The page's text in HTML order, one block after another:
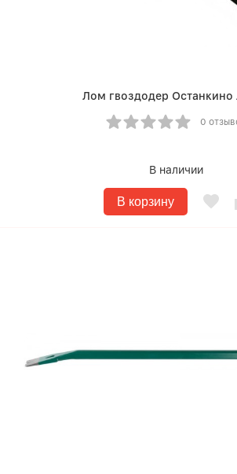
Лом гвоздодер Останкино
0
В наличии
В корзину